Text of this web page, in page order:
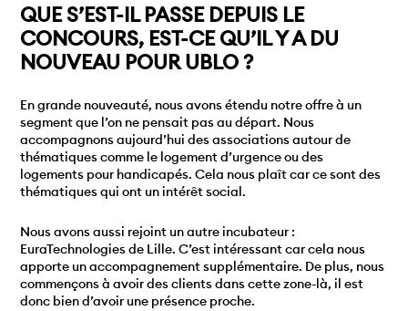
QUE S’EST-IL PASSE DEPUIS LE
CONCOURS, EST-CE QU’IL Y A DU
NOUVEAU POUR UBLO ?
En grande nouveauté, nous avons étendu notre offre à un
segment que l’on ne pensait pas au départ. Nous
accompagnons aujourd’hui des associations autour de
thématiques comme le logement d’urgence ou des
logements pour handicapés. Cela nous plaît car ce sont des
thématiques qui ont un intérêt social.
Nous avons aussi rejoint un autre incubateur :
EuraTechnologies de Lille. C’est intéressant car cela nous
apporte un accompagnement supplémentaire. De plus, nous
commençons à avoir des clients dans cette zone-là, il est
donc bien d’avoir une présence proche.